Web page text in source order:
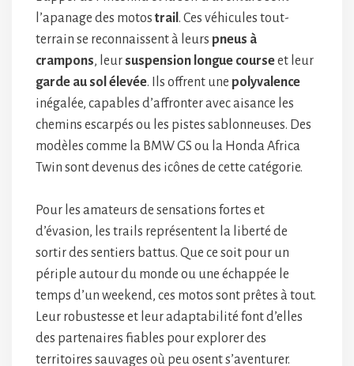
l’apanage des motos trail . Ces véhicules tout-
terrain se reconnaissent à leurs pneus à
crampons, leursuspension longue courseet leur
garde au sol élevée. Ils offrent une polyvalence
inégalée, capables d’affronter avec aisance les
chemins escarpés ou les pistes sablonneuses. Des
modèles comme la BMW GS ou la Honda Africa
Twin sont devenus des icônes de cette catégorie.
Pour les amateurs de sensations fortes et
d’évasion, les trails représentent la liberté de
sortir des sentiers battus. Que ce soit pour un
périple autour du monde ou une échappée le
temps d’un weekend, ces motos sont prêtes à tout.
Leur robustesse et leur adaptabilité font d’elles
des partenaires fiables pour explorer des
territoires sauvages où peu osent s’aventurer.